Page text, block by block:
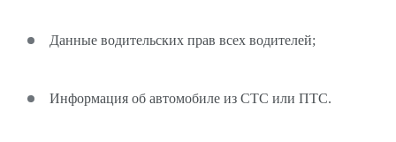
Данные водительских прав всех водителей;
Информация об автомобиле из СТС или ПТС.